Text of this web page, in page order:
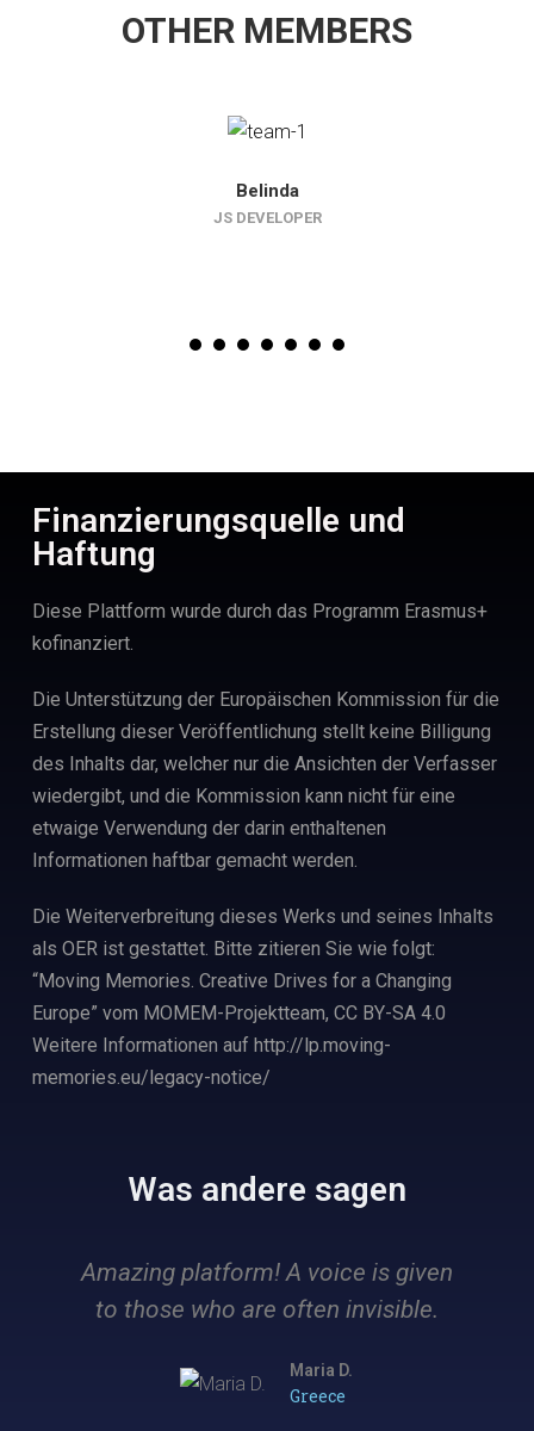
OTHER MEMBERS
Belinda
JS DEVELOPER
Finanzierungsquelle und
Haftung
Diese Plattform wurde durch das Programm Erasmus+
kofinanziert.
Die Unterstützung der Europäischen Kommission für die
Erstellung dieser Veröffentlichung stellt keine Billigung
des Inhalts dar, welcher nur die Ansichten der Verfasser
wiedergibt, und die Kommission kann nicht für eine
etwaige Verwendung der darin enthaltenen
Informationen haftbar gemacht werden.
Die Weiterverbreitung dieses Werks und seines Inhalts
als OER ist gestattet. Bitte zitieren Sie wie folgt:
“Moving Memories. Creative Drives for a Changing
Europe” vom MOMEM-Projektteam, CC BY-SA 4.0
Weitere Informationen auf http://lp.moving-
memories.eu/legacy-notice/
Was andere sagen
Amazing platform! A voice is given
to those who are often invisible.
Maria D.
Greece